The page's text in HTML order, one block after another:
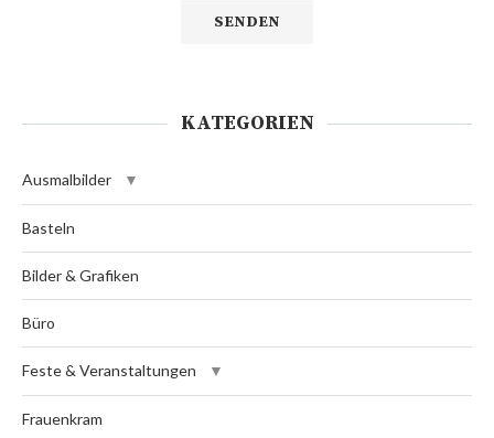
KATEGORIEN
Ausmalbilder
Basteln
Bilder & Grafiken
Büro
Feste & Veranstaltungen
Frauenkram